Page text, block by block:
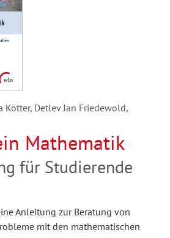
Kötter, Detlev Jan Friedewold,
Mathematik
für Studierende
Anleitung zur Beratung von
mit den mathematischen